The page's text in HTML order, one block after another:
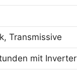
Transmissive
mit Inverter